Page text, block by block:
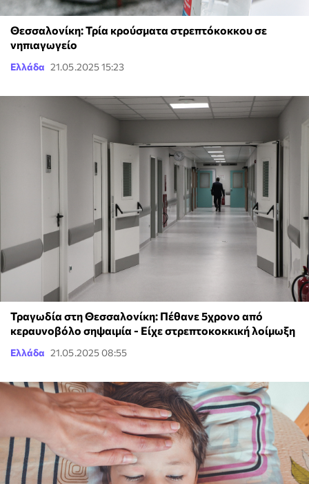
Θεσσαλονίκη: Τρία κρούσματα στρεπτόκοκκου σε
νηπιαγωγείο
Ελλάδα 21.05.2025 15:23
Τραγωδία στη Θεσσαλονίκη: Πέθανε 5χρονο από
κεραυνοβόλο σηψαιμία - Είχε στρεπτοκοκκική λοίμωξη
Ελλάδα 21.05.2025 08:55